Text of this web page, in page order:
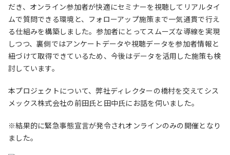
だき、オンライン参加者が快適にセミナーを視聴してリアルタイ
ムで質問できる環境と、フォローアップ施策まで一気通貫で行え
る仕組みを構築しました。参加者にとってスムーズな導線を実現
しつつ、裏側ではアンケートデータや視聴データを参加者情報と
紐づけて取得できているため、今後はデータを活用した施策も検
討しています。
本プロジェクトについて、弊社ディレクターの橋村を交えてシス
メックス株式会社の前田氏と田中氏にお話を伺いました。
※結果的に緊急事態宣言が発令されオンラインのみの開催となり
ました。